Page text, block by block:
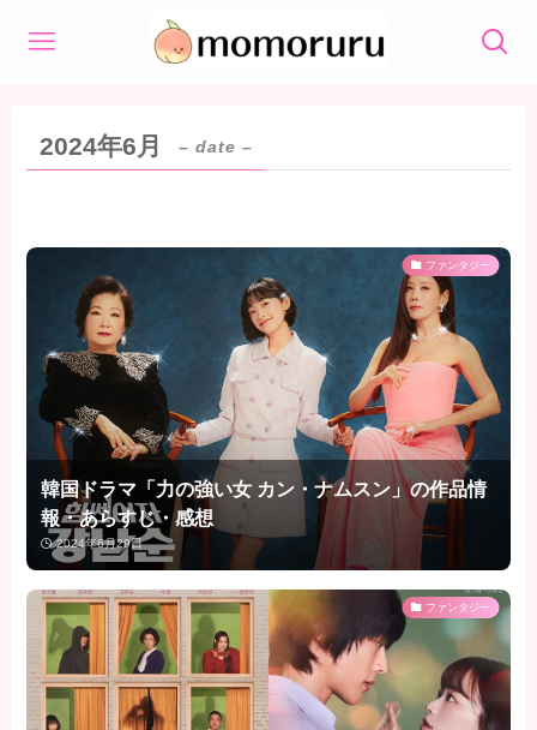
2024年6月 – date –
ファンタジー
韓国ドラマ「力の強い女 カン・ナムスン」の作品情
報・あらすじ・感想
2024年6月29日
ファンタジー